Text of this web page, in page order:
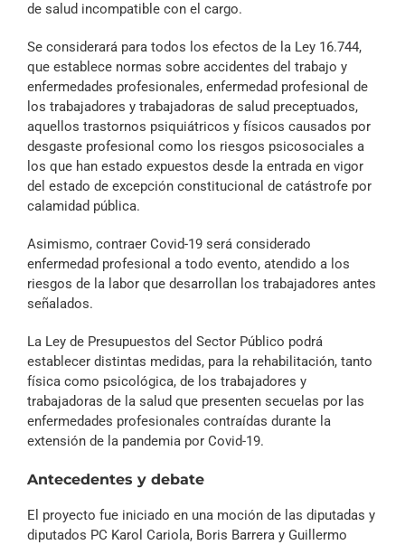
de salud incompatible con el cargo.
Se considerará para todos los efectos de la Ley 16.744,
que establece normas sobre accidentes del trabajo y
enfermedades profesionales, enfermedad profesional de
los trabajadores y trabajadoras de salud preceptuados,
aquellos trastornos psiquiátricos y físicos causados por
desgaste profesional como los riesgos psicosociales a
los que han estado expuestos desde la entrada en vigor
del estado de excepción constitucional de catástrofe por
calamidad pública.
Asimismo, contraer Covid-19 será considerado
enfermedad profesional a todo evento, atendido a los
riesgos de la labor que desarrollan los trabajadores antes
señalados.
La Ley de Presupuestos del Sector Público podrá
establecer distintas medidas, para la rehabilitación, tanto
física como psicológica, de los trabajadores y
trabajadoras de la salud que presenten secuelas por las
enfermedades profesionales contraídas durante la
extensión de la pandemia por Covid-19.
Antecedentes y debate
El proyecto fue iniciado en una moción de las diputadas y
diputados PC Karol Cariola, Boris Barrera y Guillermo